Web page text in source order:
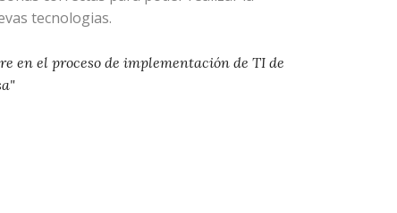
tecnologias.
en el proceso de implementación de TI de